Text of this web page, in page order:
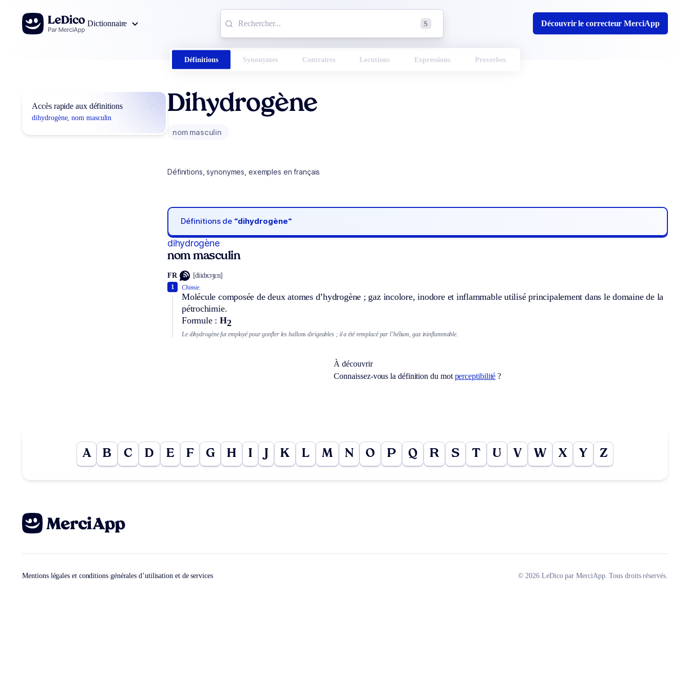
Aller au contenu
Dictionnaire
S Découvrir le correcteur MerciApp
Définitions Synonymes Contraires Locutions Expressions Proverbes
Accès rapide aux définitions
dihydrogène, nom masculin
Dihydrogène
nom masculin
Définitions, synonymes, exemples en français
Définitions de “dihydrogène“
dihydrogène
nom masculin
FR [diidʀɔʒɛn]
Chimie.
Molécule composée de deux atomes d’hydrogène ; gaz incolore, inodore et inflammable utilisé principalement dans le domaine de la
pétrochimie.
Formule : H2
1
Le dihydrogène fut employé pour gonfler les ballons dirigeables ; il a été remplacé par l’hélium, gaz ininflammable.
À découvrir
Connaissez-vous la définition du mot perceptibilité ?
A B C D E F G H I J K L M N O P Q R S T U V W X Y Z
Mentions légales et conditions générales d’utilisation et de services © 2026 LeDico par MerciApp. Tous droits réservés.